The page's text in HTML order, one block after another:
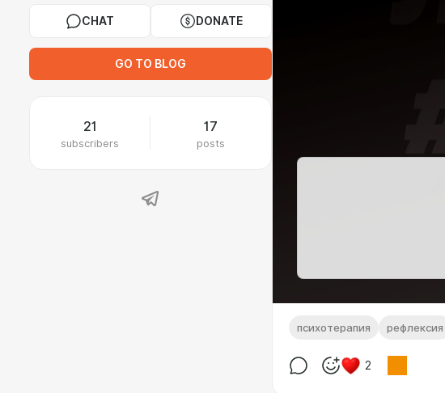
CHAT DONATE
GO TO BLOG
21
subscribers
17
posts
психотерапия рефлексия
2